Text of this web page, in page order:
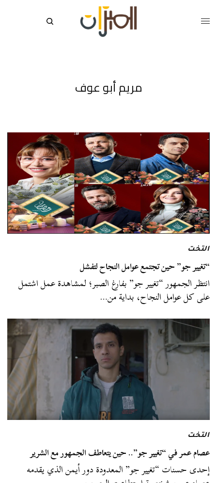
مريم أبو عوف
التخت
“تغيير جو” حين تجتمع عوامل النجاح لتفشل
انتظر الجمهور “تغيير جو” بفارغ الصبر؛ لمشاهدة عمل اشتمل
على كل عوامل النجاح، بداية من…
التخت
عصام عمر في “تغيير جو”.. حين يتعاطف الجمهور مع الشرير
إحدى حسنات “تغيير جو” المعدودة دور أيمن الذي يقدمه